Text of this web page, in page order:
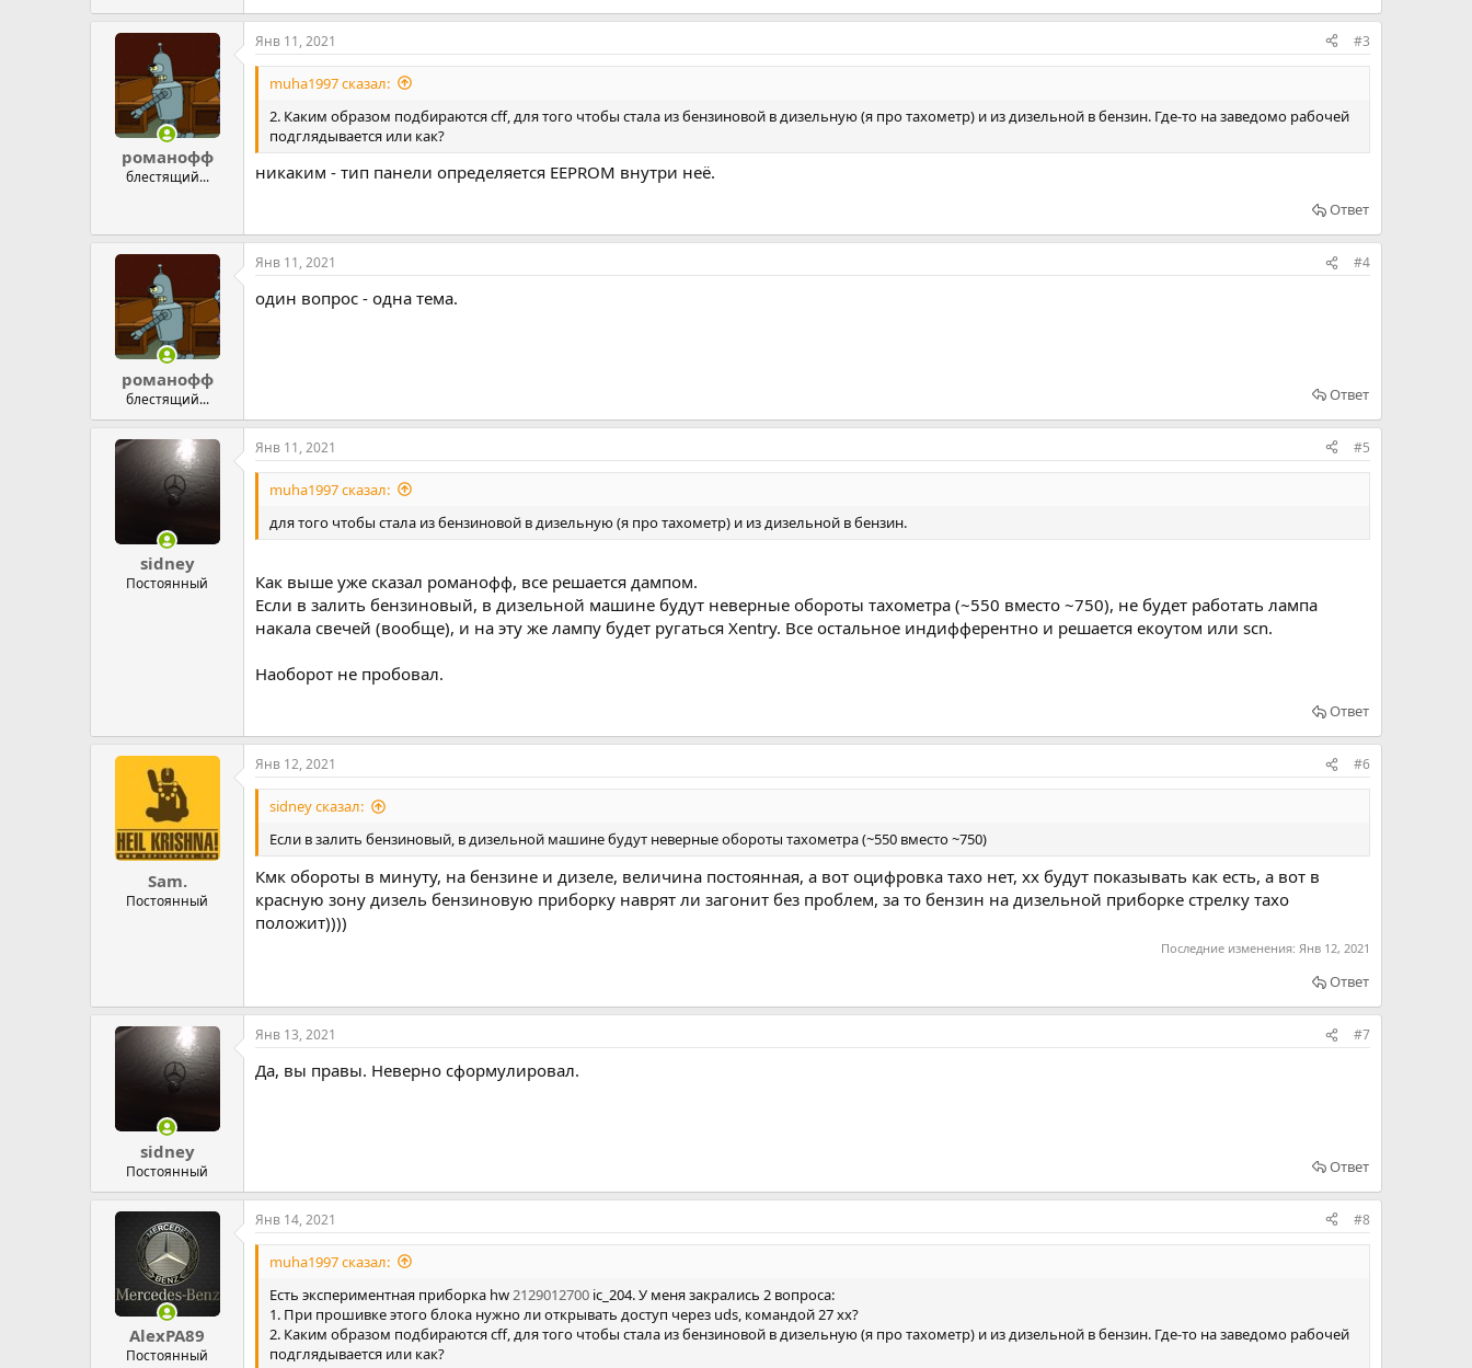
романофф
блестящий...
Янв 11, 2021 #3
muha1997 сказал:
2. Каким образом подбираются cff, для того чтобы стала из бензиновой в дизельную (я про тахометр) и из дизельной в бензин. Где-то на заведомо рабочей
подглядывается или как?
никаким - тип панели определяется EEPROM внутри неё.
Ответ
романофф
блестящий...
Янв 11, 2021 #4
один вопрос - одна тема.
Ответ
sidney
Постоянный
Янв 11, 2021 #5
muha1997 сказал:
для того чтобы стала из бензиновой в дизельную (я про тахометр) и из дизельной в бензин.
Как выше уже сказал романофф, все решается дампом.
Если в залить бензиновый, в дизельной машине будут неверные обороты тахометра (~550 вместо ~750), не будет работать лампа
накала свечей (вообще), и на эту же лампу будет ругаться Xentry. Все остальное индифферентно и решается екоутом или scn.
Наоборот не пробовал.
Ответ
Sam.
Постоянный
Янв 12, 2021 #6
sidney сказал:
Если в залить бензиновый, в дизельной машине будут неверные обороты тахометра (~550 вместо ~750)
Кмк обороты в минуту, на бензине и дизеле, величина постоянная, а вот оцифровка тахо нет, хх будут показывать как есть, а вот в
красную зону дизель бензиновую приборку наврят ли загонит без проблем, за то бензин на дизельной приборке стрелку тахо
положит))))
Последние изменения: Янв 12, 2021
Ответ
sidney
Постоянный
Янв 13, 2021 #7
Да, вы правы. Неверно сформулировал.
Ответ
AlexPA89
Постоянный
Янв 14, 2021 #8
muha1997 сказал:
Есть экспериментная приборка hw2129012700 ic_204. У меня закрались 2 вопроса:
1. При прошивке этого блока нужно ли открывать доступ через uds, командой 27 хх?
2. Каким образом подбираются cff, для того чтобы стала из бензиновой в дизельную (я про тахометр) и из дизельной в бензин. Где-то на заведомо рабочей
подглядывается или как?